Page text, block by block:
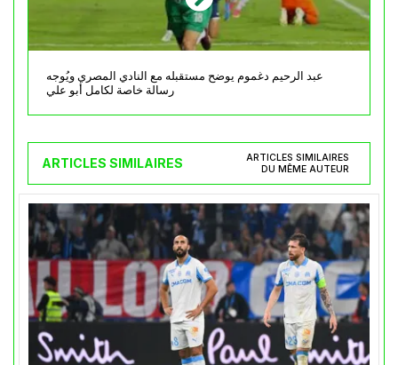
عبد الرحيم دغموم يوضح مستقبله مع النادي المصري ويُوجه
رسالة خاصة لكامل أبو علي
ARTICLES SIMILAIRES
ARTICLES SIMILAIRES
DU MÊME AUTEUR